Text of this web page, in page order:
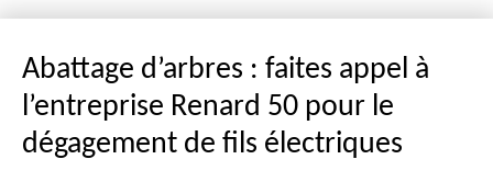
Abattage d’arbres : faites appel à
l’entreprise Renard 50 pour le
dégagement de fils électriques